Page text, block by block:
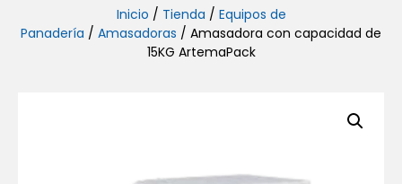
Inicio / Tienda / Equipos de
Panadería / Amasadoras / Amasadora con capacidad de
15KG ArtemaPack